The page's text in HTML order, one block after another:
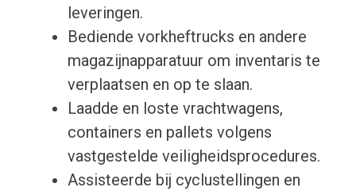
leveringen.
Bediende vorkheftrucks en andere
magazijnapparatuur om inventaris te
verplaatsen en op te slaan.
Laadde en loste vrachtwagens,
containers en pallets volgens
vastgestelde veiligheidsprocedures.
Assisteerde bij cyclustellingen en